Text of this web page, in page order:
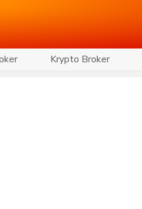
Krypto Broker